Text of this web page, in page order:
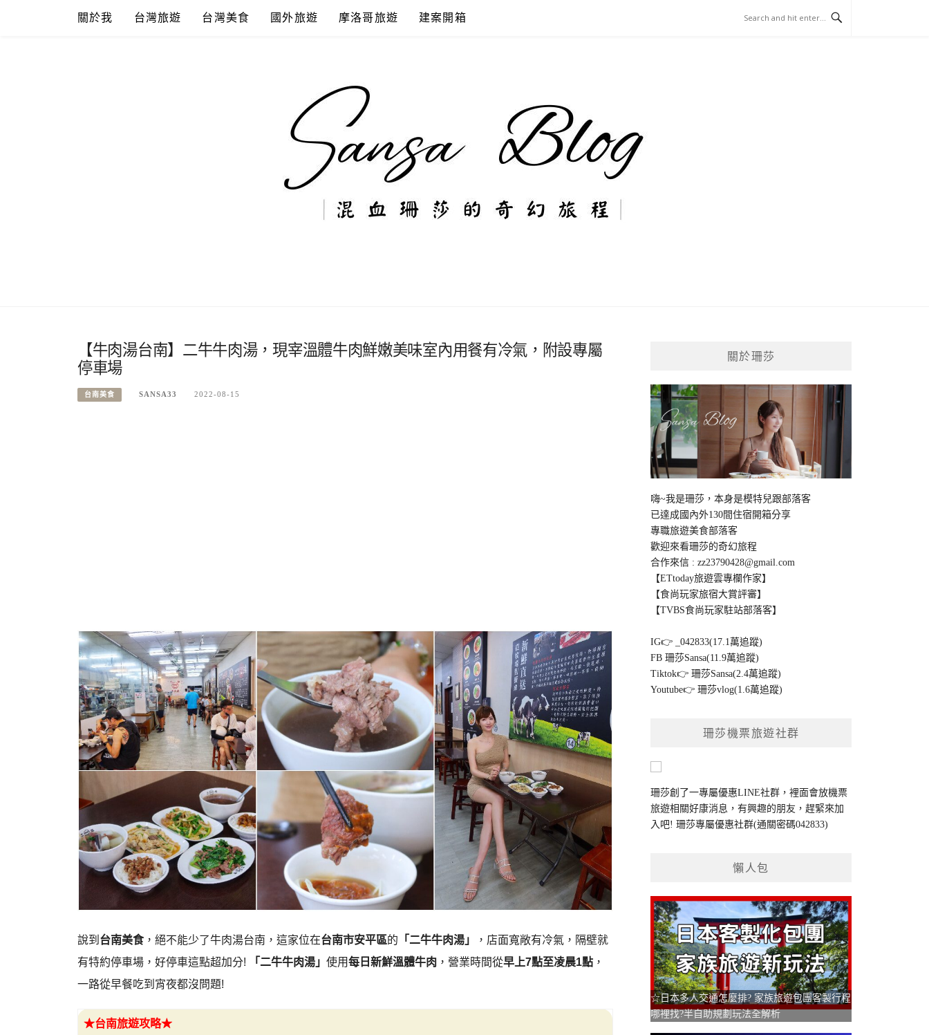
關於我 台灣旅遊 台灣美食 國外旅遊 摩洛哥旅遊 建案開箱
【牛肉湯台南】二牛牛肉湯，現宰溫體牛肉鮮嫩美味室內用餐有冷氣，附設專屬
停車場
台南美食 SANSA33 2022-08-15
說到 台南美食，絕不能少了牛肉湯台南，這家位在台南市安平區的 「二牛牛肉湯」
，店面寬敞有冷氣，隔壁就
有特約停車場，好停車這點超加分!
「二牛牛肉湯」 使用每日新鮮溫體牛肉 ，營業時間從早上7點至凌晨1點 ，
一路從早餐吃到宵夜都沒問題!
★台南旅遊攻略★
關於珊莎
嗨~我是珊莎，本身是模特兒跟部落客
已達成國內外130間住宿開箱分享
專職旅遊美食部落客
歡迎來看珊莎的奇幻旅程
合作來信 :zz23790428@gmail.com
【ETtoday旅遊雲專欄作家】
【食尚玩家旅宿大賞評審】
【TVBS食尚玩家駐站部落客】
IG👉
_042833(17.1萬追蹤)
FB珊莎Sansa(11.9萬追蹤)
Tiktok👉珊莎Sansa(2.4萬追蹤)
Youtube👉珊莎vlog(1.6萬追蹤)
珊莎機票旅遊社群
珊莎創了一專屬優惠LINE社群，裡面會放機票
旅遊相關好康消息，有興趣的朋友，趕緊來加
入吧!珊莎專屬優惠社群(通關密碼042833)
懶人包
☆日本多人交通怎麼排? 家族旅遊包團客製行程
哪裡找?半自助規劃玩法全解析